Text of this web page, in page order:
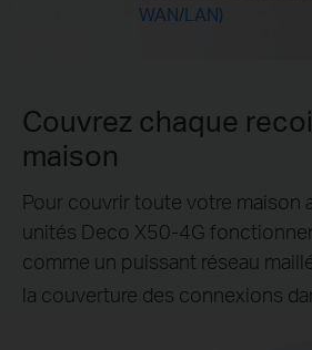
WAN/LAN)
Couvrez chaque
maison
Pour couvrir toute votre maison
unités Deco X50-4G
comme un puissant réseau
la couverture des connexions